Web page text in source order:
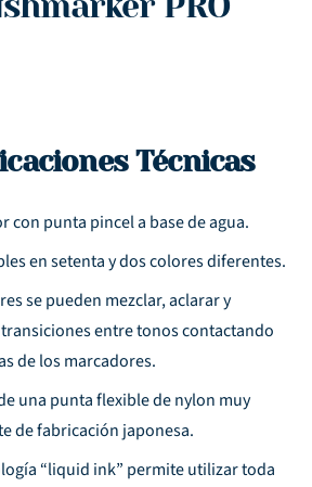
Técnicas
con punta pincel a base de agua.
en setenta y dos colores diferentes.
se pueden mezclar, aclarar y
entre tonos contactando
de los marcadores.
una punta flexible de nylon muy
de fabricación japonesa.
“liquid ink” permite utilizar toda